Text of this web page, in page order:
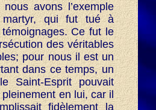
avons l’exemple
martyr, qui fut tué à
Ce fut le
des véritables
pour nous il est un
dans ce temps, un
Saint-Esprit pouvait
en lui, car il
fidèlement la